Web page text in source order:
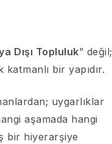
Dışı Topluluk” değil;
bir yapıdır.
uygarlıklar
aşamada hangi
bir hiyerarşiye